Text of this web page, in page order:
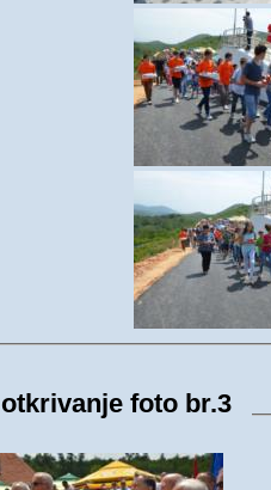
otkrivanje foto br.3